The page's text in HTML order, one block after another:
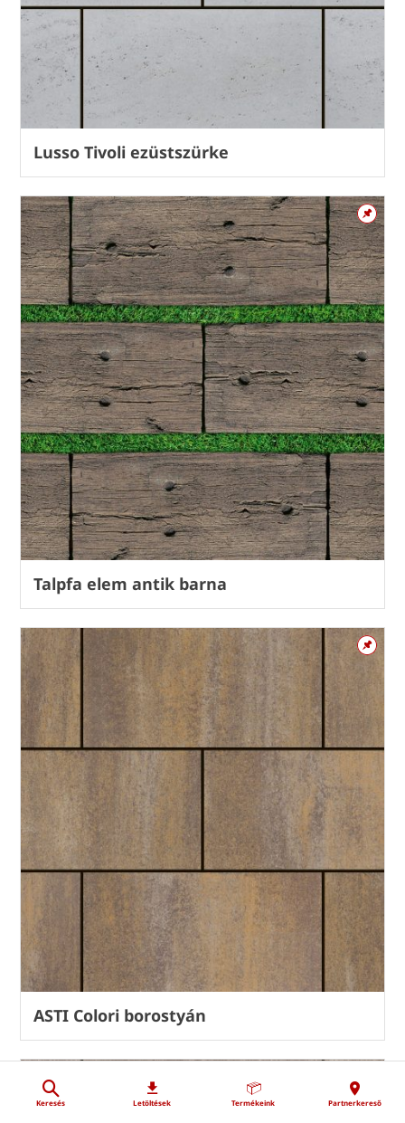
Lusso Tivoli ezüstszürke
Talpfa elem antik barna
ASTI Colori borostyán
Keresés Letöltések Termékeink Partnerkereső